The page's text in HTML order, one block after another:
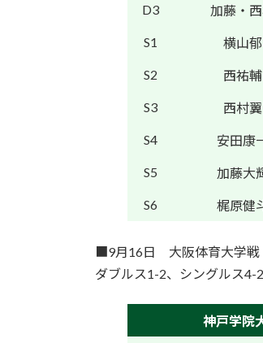
D3 加藤・
S1 横山郁
S2 西祐輔
S3 西村翼
S4 安田康
S5 加藤大
S6 梶原健
■9月16日 大阪体育大学戦
ダブルス1-2、シングルス4-
神戸学院